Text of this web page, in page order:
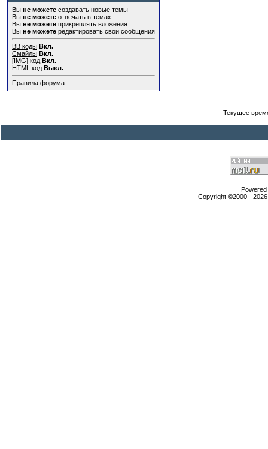
Вы не можете создавать новые темы
Вы не можете отвечать в темах
Вы не можете прикреплять вложения
Вы не можете редактировать свои сообщения
BB коды Вкл.
Смайлы Вкл.
[IMG] код Вкл.
HTML код Выкл.
Правила форума
Текущее
Copyright ©2000 -